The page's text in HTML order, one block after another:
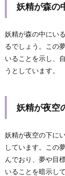
妖精が森の
妖精が森の中にいる
るでしょう。この
いることを示し、
うとしています。
妖精が夜空
妖精が夜空の下にい
しています。この
んでおり、夢や目
いることを暗示し